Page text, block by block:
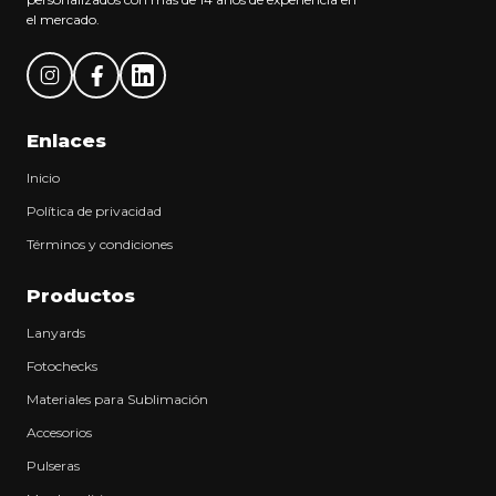
el mercado.
Enlaces
Inicio
Política de privacidad
Términos y condiciones
Productos
Lanyards
Fotochecks
Materiales para Sublimación
Accesorios
Pulseras